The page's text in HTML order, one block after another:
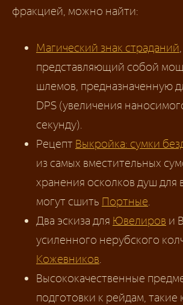
фракцией, можно найти:
Магический знак страданий,
представляющий собой
шлемов, предназначенную
DPS (увеличения
секунду).
Рецепт Выкройка: сумки
из самых вместительных
хранения осколков душ для
могут сшить Портные.
Два эскиза для Ювелиров и
усиленного нерубского
Кожевников.
Высококачественные
подготовки к рейдам, такие